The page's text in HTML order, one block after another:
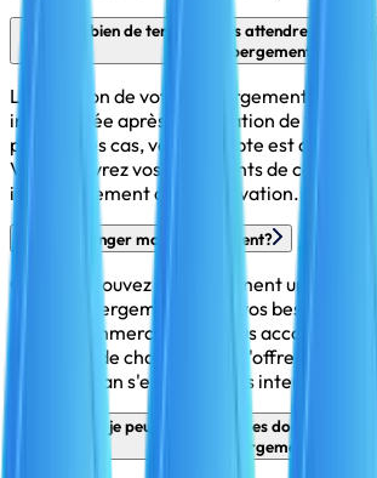
Combien de temps je dois attendre pour
hébergement?
L'activation de votre hébergement est
instantanée après la validation de votre
plupart des cas, votre compte est actif en
Vous recevrez vos identifiants de
immédiatement après activation.
Puis-je changer mon abonnement?
Oui, vous pouvez à tout moment upgrader
plan d'hébergement selon vos besoins.
équipe commerciale qui vous
processus de changement d'offre. La
nouveau plan s'effectue sans interruption
Est-ce que je peux restaurer mes données
hébergement?